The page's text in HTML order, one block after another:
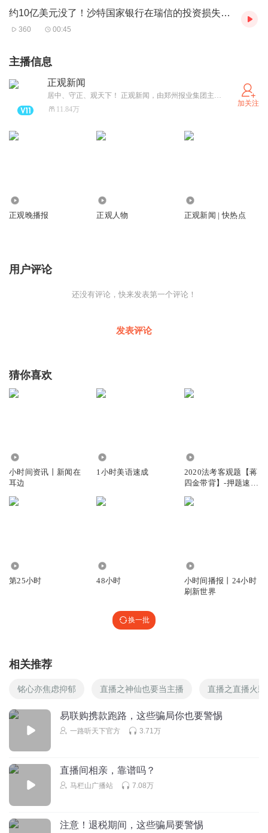
开始显得很真诚，但相处中却以恋爱为名，不断提出财物的
要求；甚至有相亲直播间本身就是一个大陷阱，主播利用相
相亲是刚需，过程须谨慎。火爆的相亲直播间，可以帮助基
层单身青年打破社交障碍、跨越物理距离，创造出更多彼此
的功能，毕竟，它终究只是一种交友工具，并不能为解决婚
不管是传统婚介所、线下红娘、相亲交友网站，还是云相亲
的直播间，婚姻交友中介保证信息的真实可信，都是最基本
使如此，还是会遇到有人雇佣老人假扮父母、提供虚假证明
约10亿美元没了！沙特国家银行在瑞信的投资损失惨重
360 00:45
主播信息
正观新闻
居中、守正、观天下！ 正观新闻，由郑州报业集团主办，是郑州市全力打造的“扎根郑州、立足中原、放眼全球”的拥有较强影响力的新型主流媒体，集“新闻+政务+服务”于一体的突出文化和国际视野的新媒体平台。
11.84万
加关注
正观晚播报 正观人物 正观新闻 | 快热点
用户评论
还没有评论，快来发表第一个评论！
发表评论
猜你喜欢
小时间资讯丨新闻在
耳边
1小时美语速成
2020法考客观题【蒋
四金带背】-押题速记
第25小时 48小时
小时间播报丨24小时
刷新世界
换一批
相关推荐
铭心亦焦虑抑郁 直播之神仙也要当主播 直播之直播火影
易联购携款跑路，这些骗局你也要警惕
一路听天下官方 3.71万
直播间相亲，靠谱吗？
马栏山广播站 7.08万
注意！退税期间，这些骗局要警惕